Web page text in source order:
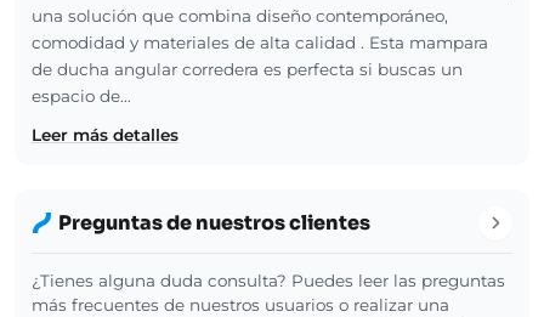
una solución que combina diseño contemporáneo,
comodidad y materiales de alta calidad . Esta mampara
de ducha angular corredera es perfecta si buscas un
espacio de…
Leer más detalles
Preguntas de nuestros clientes
¿Tienes alguna duda consulta? Puedes leer las preguntas
más frecuentes de nuestros usuarios o realizar una